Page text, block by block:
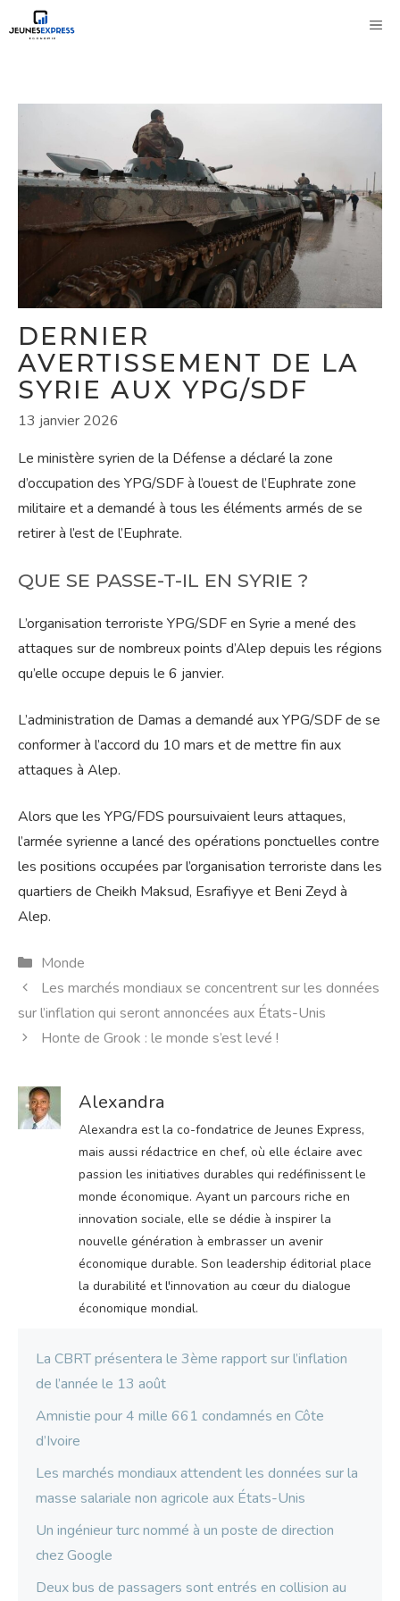
au
DERNIER
AVERTISSEMENT DE LA
SYRIE AUX YPG/SDF
13 janvier 2026
Le ministère syrien de la Défense a déclaré la zone
d’occupation des YPG/SDF à l’ouest de l’Euphrate zone
militaire et a demandé à tous les éléments armés de se
retirer à l’est de l’Euphrate.
QUE SE PASSE-T-IL EN SYRIE ?
L’organisation terroriste YPG/SDF en Syrie a mené des
attaques sur de nombreux points d’Alep depuis les régions
qu’elle occupe depuis le 6 janvier.
L’administration de Damas a demandé aux YPG/SDF de se
conformer à l’accord du 10 mars et de mettre fin aux
attaques à Alep.
Alors que les YPG/FDS poursuivaient leurs attaques,
l’armée syrienne a lancé des opérations ponctuelles contre
les positions occupées par l’organisation terroriste dans les
quartiers de Cheikh Maksud, Esrafiyye et Beni Zeyd à
Alep.
Catégories
Monde
Les marchés mondiaux se concentrent sur les données
sur l’inflation qui seront annoncées aux États-Unis
Honte de Grook : le monde s’est levé !
Alexandra
Alexandra est la co-fondatrice de Jeunes Express,
mais aussi rédactrice en chef, où elle éclaire avec
passion les initiatives durables qui redéfinissent le
monde économique. Ayant un parcours riche en
innovation sociale, elle se dédie à inspirer la
nouvelle génération à embrasser un avenir
économique durable. Son leadership éditorial place
la durabilité et l'innovation au cœur du dialogue
économique mondial.
La CBRT présentera le 3ème rapport sur l’inflation
de l’année le 13 août
Amnistie pour 4 mille 661 condamnés en Côte
d’Ivoire
Les marchés mondiaux attendent les données sur la
masse salariale non agricole aux États-Unis
Un ingénieur turc nommé à un poste de direction
chez Google
Deux bus de passagers sont entrés en collision au